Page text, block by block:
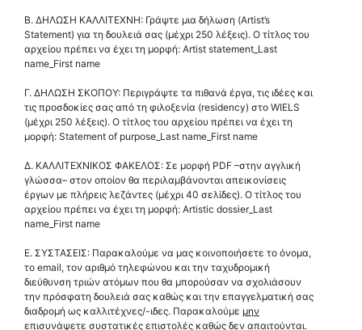
Β. ΔΗΛΩΣΗ ΚΑΛΛΙΤΕΧΝΗ: Γράψτε μια δήλωση (Artist’s
Statement) για τη δουλειά σας (μέχρι 250 λέξεις). Ο τίτλος του
αρχείου πρέπει να έχει τη μορφή: Artist statement_Last
name_First name
Γ. ΔΗΛΩΣΗ ΣΚΟΠΟΥ: Περιγράψτε τα πιθανά έργα, τις ιδέες και
τις προσδοκίες σας από τη φιλοξενία (residency) στο WIELS
(μέχρι 250 λέξεις). Ο τίτλος του αρχείου πρέπει να έχει τη
μορφή: Statement of purpose_Last name_First name
Δ. ΚΑΛΛΙΤΕΧΝΙΚΟΣ ΦΑΚΕΛΟΣ: Σε μορφή PDF –στην αγγλική
γλώσσα– στον οποίον θα περιλαμβάνονται απεικονίσεις
έργων με πλήρεις λεζάντες (μέχρι 40 σελίδες). Ο τίτλος του
αρχείου πρέπει να έχει τη μορφή: Artistic dossier_Last
name_First name
Ε. ΣΥΣΤΑΣΕΙΣ: Παρακαλούμε να μας κοινοποιήσετε το όνομα,
το email, τον αριθμό τηλεφώνου και την ταχυδρομική
διεύθυνση τριών ατόμων που θα μπορούσαν να σχολιάσουν
την πρόσφατη δουλειά σας καθώς και την επαγγελματική σας
διαδρομή ως καλλιτέχνες/-ιδες. Παρακαλούμε μην
επισυνάψετε συστατικές επιστολές καθώς δεν απαιτούνται.